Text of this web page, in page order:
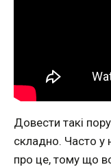
Довести такі
складно. Часто у
про це, тому що